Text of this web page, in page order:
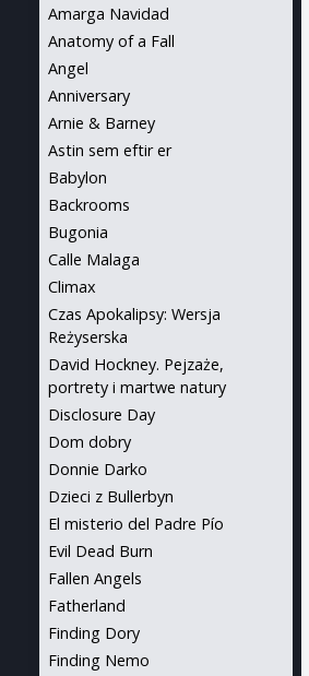
Amarga Navidad
Anatomy of a Fall
Angel
Anniversary
Arnie & Barney
Astin sem eftir er
Babylon
Backrooms
Bugonia
Calle Malaga
Climax
Czas Apokalipsy: Wersja
Reżyserska
David Hockney. Pejzaże,
portrety i martwe natury
Disclosure Day
Dom dobry
Donnie Darko
Dzieci z Bullerbyn
El misterio del Padre Pío
Evil Dead Burn
Fallen Angels
Fatherland
Finding Dory
Finding Nemo